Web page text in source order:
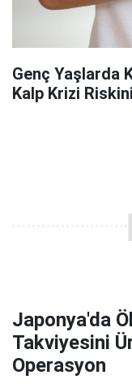
Genç Yaşlarda
Kalp Krizi
Japonya'da
Takviyesini
Operasyon